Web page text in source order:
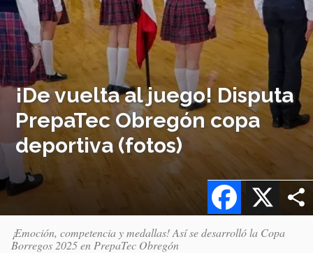
¡De vuelta al juego! Disputa
PrepaTec Obregón copa
deportiva (fotos)
X
Facebook
¡Emoción, competencia y medallas! Así se desarrolló la Copa
Borregos 2025 en PrepaTec Obregón